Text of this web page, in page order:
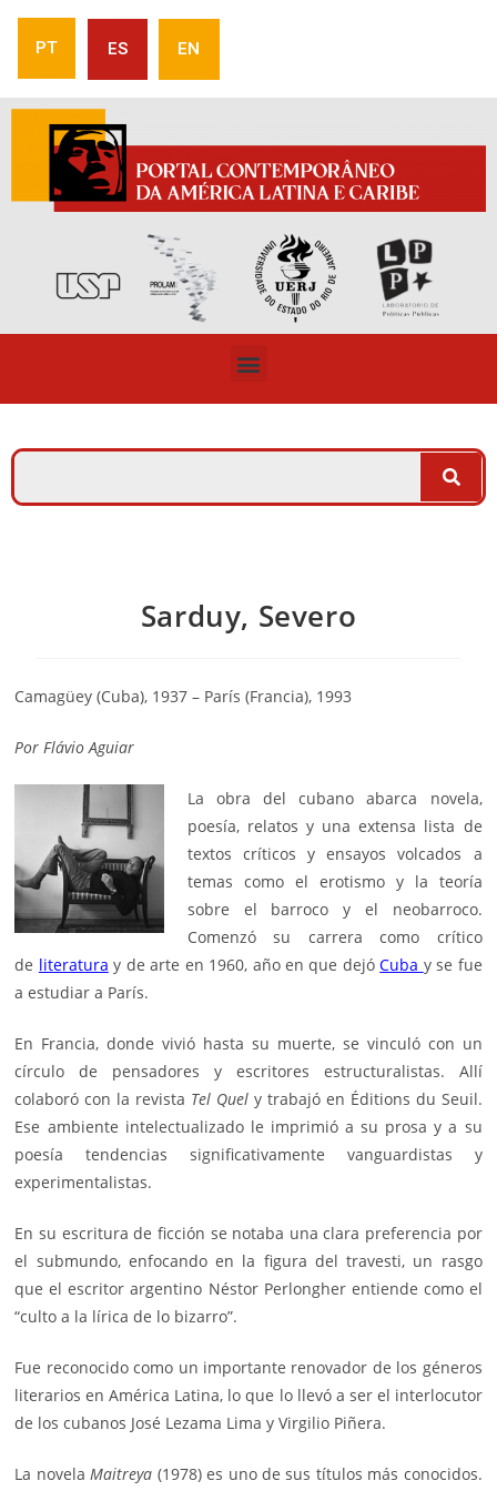
PT ES EN
Sarduy, Severo
Camagüey (Cuba), 1937 – París (Francia), 1993
PorFlávio Aguiar
La obra del cubano abarca novela,
poesía, relatos y una extensa lista de
textos críticos y ensayos volcados a
temas como el erotismo y la teoría
sobre el barroco y el neobarroco.
Comenzó su carrera como crítico
de literatura y de arte en 1960, año en que dejóCuba y se fue
a estudiar a París.
En Francia, donde vivió hasta su muerte, se vinculó con un
círculo de pensadores y escritores estructuralistas. Allí
colaboró con la revista Tel Quel y trabajó en Éditions du Seuil.
Ese ambiente intelectualizado le imprimió a su prosa y a su
poesía tendencias significativamente vanguardistas y
experimentalistas.
En su escritura de ficción se notaba una clara preferencia por
el submundo, enfocando en la figura del travesti, un rasgo
que el escritor argentino Néstor Perlongher entiende como el
“culto a la lírica de lo bizarro”.
Fue reconocido como un importante renovador de los géneros
literarios en América Latina, lo que lo llevó a ser el interlocutor
de los cubanos José Lezama Limay Virgilio Piñera.
La novelaMaitreya (1978) es uno de sus títulos más conocidos.